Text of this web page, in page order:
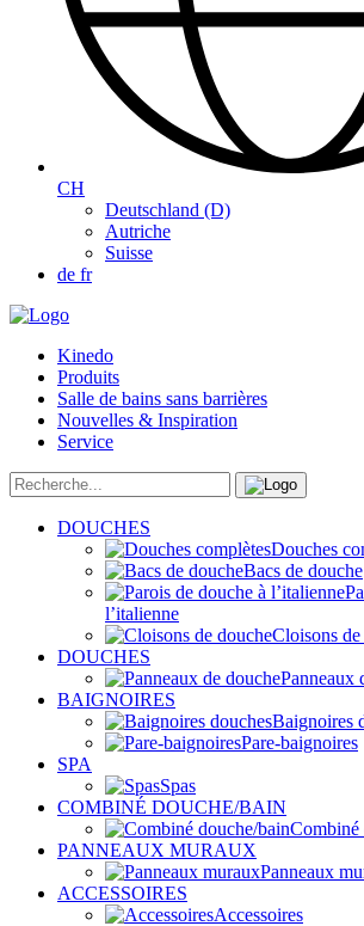
CH
Deutschland (D)
Autriche
Suisse
de fr
Kinedo
Produits
Salle de bains sans barrières
Nouvelles & Inspiration
Service
DOUCHES
Douches
Bacs de douche
l’italienne
Cloisons
DOUCHES
Panneaux
BAIGNOIRES
Baignoires
Pare-baignoires
SPA
Spas
COMBINÉ DOUCHE/BAIN
Combiné
PANNEAUX MURAUX
Panneaux
ACCESSOIRES
Accessoires